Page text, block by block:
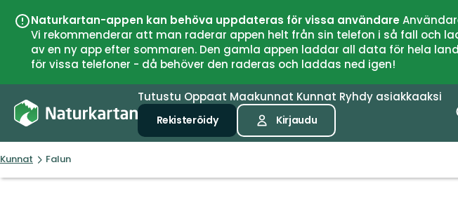
Naturkartan-appen kan behöva uppdateras för vissa användare
Vi rekommenderar att man raderar appen helt från sin telefon i så fall och
av en ny app efter sommaren. Den gamla appen laddar all data för hela
för vissa telefoner - då behöver den raderas och laddas ned igen!
Tutustu Oppaat Maakunnat Kunnat Ryhdy asiakkaaksi
Rekisteröidy Kirjaudu
Kunnat Falun